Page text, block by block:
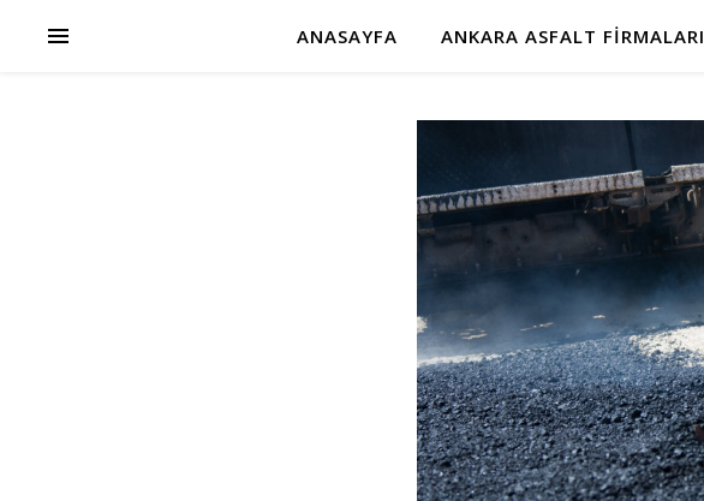
ANASAYFA ANKARA ASFALT FIRMALARI